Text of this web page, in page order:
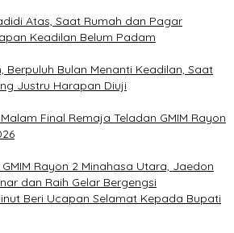
Atas, Saat Rumah dan Pagar
Keadilan Belum Padam
Berpuluh Bulan Menanti Keadilan, Saat
Justru Harapan Diuji
Final Remaja Teladan GMIM Rayon
Rayon 2 Minahasa Utara, Jaedon
dan Raih Gelar Bergengsi
Beri Ucapan Selamat Kepada Bupati